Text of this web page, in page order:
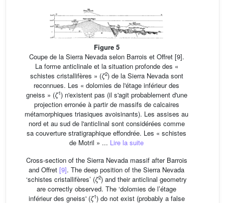
Figure 5
Coupe de la Sierra Nevada selon Barrois et Offret [9].
La forme anticlinale et la situation profonde des «
schistes cristallifères » (ζ2) de la Sierra Nevada sont
reconnues. Les « dolomies de l'étage inférieur des
gneiss » (ζ1) n'existent pas (il s'agit probablement d'une
projection erronée à partir de massifs de calcaires
métamorphiques triasiques avoisinants). Les assises au
nord et au sud de l'anticlinal sont considérées comme
sa couverture stratigraphique effondrée. Les « schistes
de Motril » ... Lire la suite
Cross-section of the Sierra Nevada massif after Barrois
and Offret [9]. The deep position of the Sierra Nevada
‘schistes cristallifères’ (ζ2) and their anticlinal geometry
are correctly observed. The ‘dolomies de l’étage
inférieur des gneiss' (ζ1) do not exist (probably a false